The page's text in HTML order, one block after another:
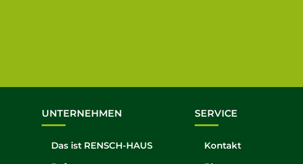
UNTERNEHMEN
Das ist RENSCH-HAUS
SERVICE
Kontakt